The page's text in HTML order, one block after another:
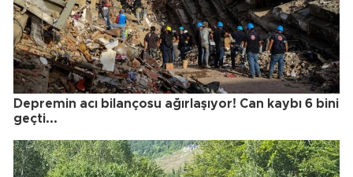
Depremin acı bilançosu ağırlaşıyor! Can kaybı 6 bini
geçti...